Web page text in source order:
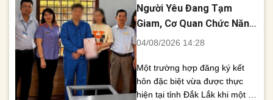
mặt đường, làm ách tắc hoàn
toàn giao thông theo cả hai
đang khẩn trương triển khai
Người Yêu Đang Tạm
Giam, Cơ Quan Chức Năng
Đồng Ý Thực Hiện
04/08/2026 14:28
Một trường hợp đăng ký kết
hôn đặc biệt vừa được thực
hiện tại tỉnh Đắk Lắk khi một cô